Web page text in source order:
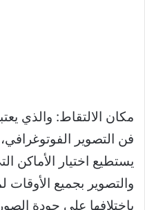
مكان الالتقاط: والذي
فن التصوير
يستطيع اختيار الأماكن
والتصوير بجميع الأوقات
باختلافها على جودة